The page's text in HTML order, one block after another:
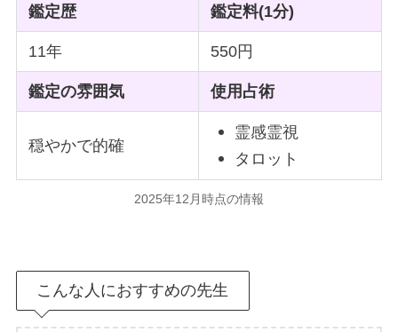
鑑定歴 鑑定料(1分)
11年 550円
鑑定の雰囲気 使用占術
穏やかで的確
霊感霊視
タロット
2025年12月時点の情報
こんな人におすすめの先生